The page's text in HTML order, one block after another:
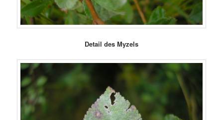
Detail des Myzels